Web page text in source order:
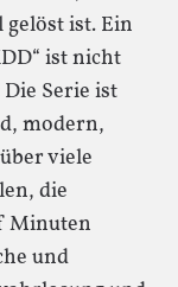
gelöst ist. Ein
ist nicht
Serie ist
modern,
viele
die
Minuten
und